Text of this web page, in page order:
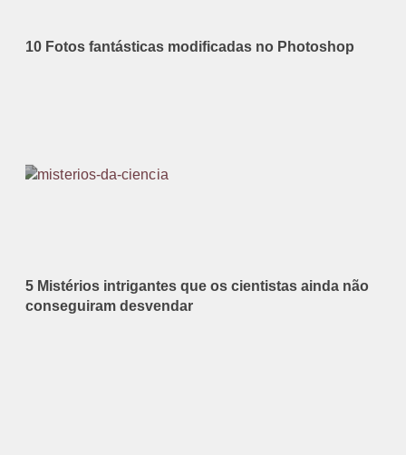
10 Fotos fantásticas modificadas no Photoshop
5 Mistérios intrigantes que os cientistas ainda não
conseguiram desvendar